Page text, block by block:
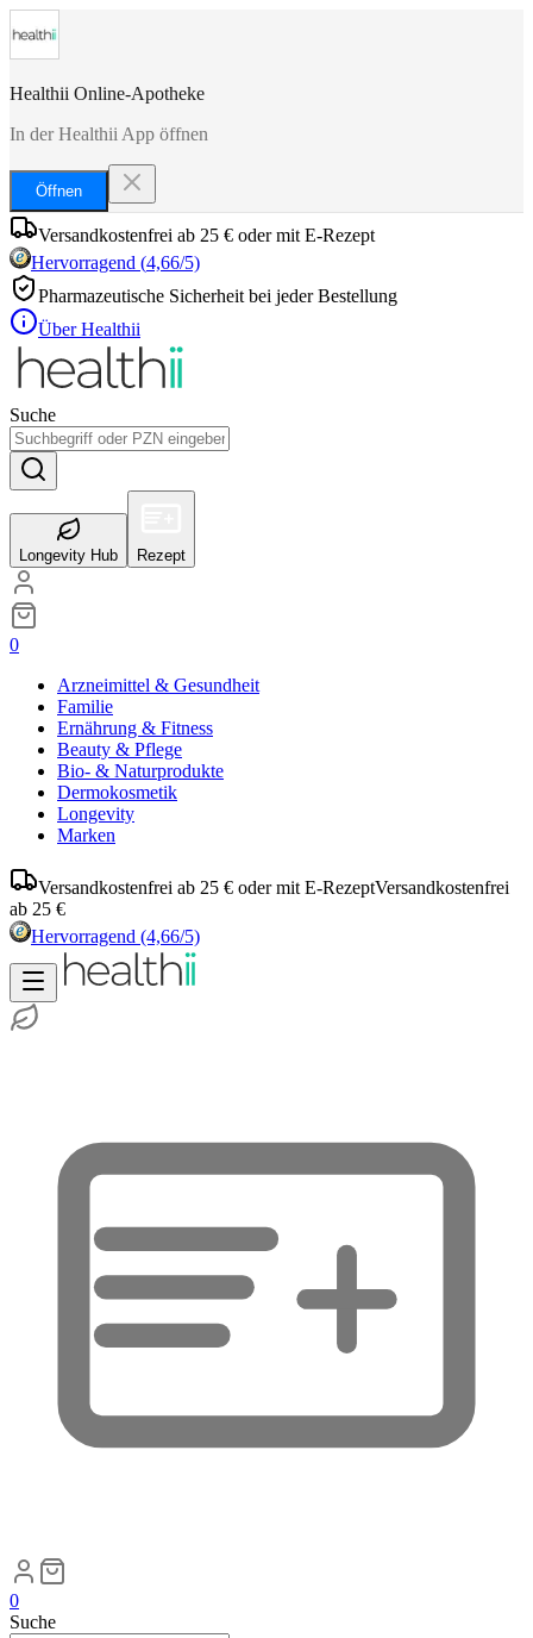
Healthii Online-Apotheke
In der Healthii App öffnen
Öffnen
Versandkostenfrei ab 25 € oder mit E-Rezept
Hervorragend (4,66/5)
Pharmazeutische Sicherheit bei jeder Bestellung
Über Healthii
Suche
Longevity Hub Rezept
0
Arzneimittel & Gesundheit
Familie
Ernährung & Fitness
Beauty & Pflege
Bio- & Naturprodukte
Dermokosmetik
Longevity
Marken
Versandkostenfrei ab 25 € oder mit E-RezeptVersandkostenfrei
ab 25 €
Hervorragend (4,66/5)
0
Suche